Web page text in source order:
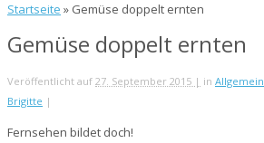
Startseite » Gemüse doppelt ernten
Gemüse doppelt ernten
Veröffentlicht auf 27. September 2015 | in Allgemein
Brigitte |
Fernsehen bildet doch!